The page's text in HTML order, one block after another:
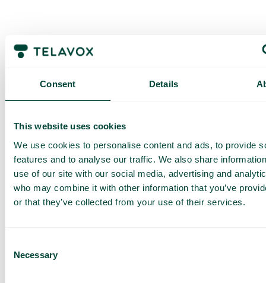
Consent Details
This website uses cookies
We use cookies to personalise content and ads, to provide
features and to analyse our traffic. We also share
use of our site with our social media, advertising and
who may combine it with other information that you’ve
or that they’ve collected from your use of their services.
Selection
Necessary
Pyydä